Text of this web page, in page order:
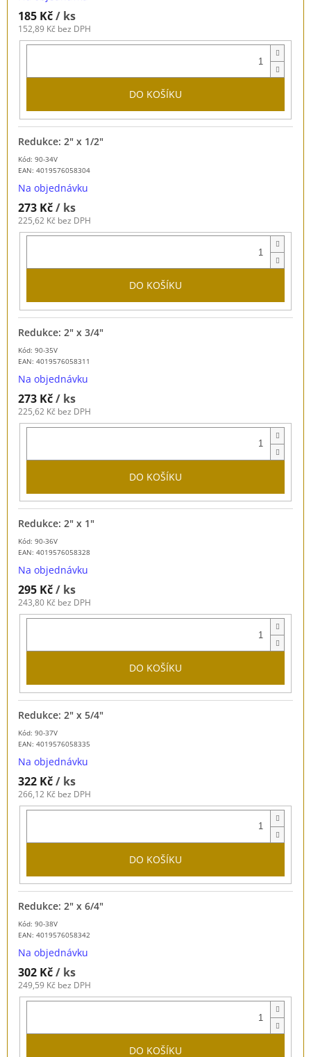
185 Kč/ ks
152,89 Kč bez DPH
DO KOŠÍKU
Kód: 90-34V
EAN: 4019576058304
Redukce: 2" x 1/2"
Na objednávku
273 Kč/ ks
225,62 Kč bez DPH
DO KOŠÍKU
Kód: 90-35V
EAN: 4019576058311
Redukce: 2" x 3/4"
Na objednávku
273 Kč/ ks
225,62 Kč bez DPH
DO KOŠÍKU
Kód: 90-36V
EAN: 4019576058328
Redukce: 2" x 1"
Na objednávku
295 Kč/ ks
243,80 Kč bez DPH
DO KOŠÍKU
Kód: 90-37V
EAN: 4019576058335
Redukce: 2" x 5/4"
Na objednávku
322 Kč/ ks
266,12 Kč bez DPH
DO KOŠÍKU
Kód: 90-38V
EAN: 4019576058342
Redukce: 2" x 6/4"
Na objednávku
302 Kč/ ks
249,59 Kč bez DPH
DO KOŠÍKU